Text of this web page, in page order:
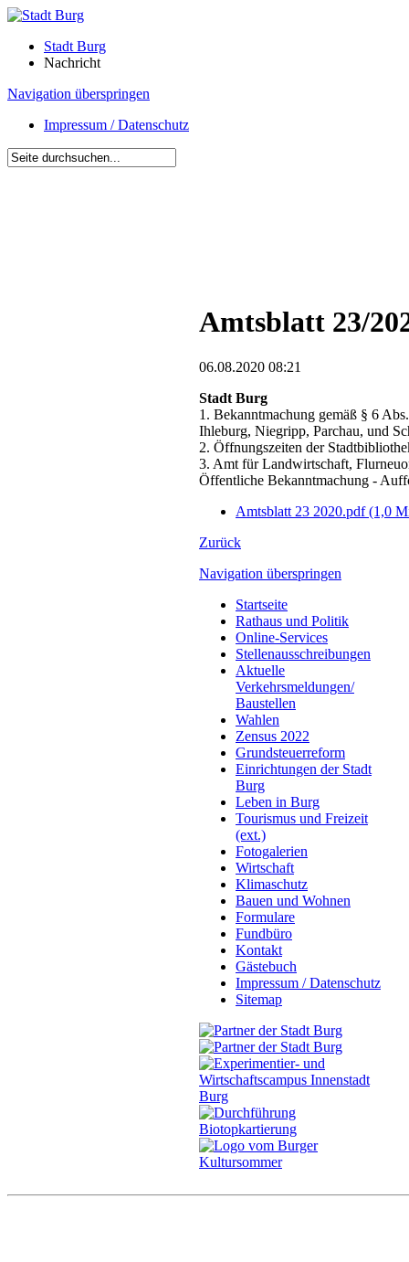
Stadt Burg
Nachricht
Navigation überspringen
Impressum / Datenschutz
Amtsblatt 23/
06.08.2020 08:21
Stadt Burg
1. Bekanntmachung gemäß § 6
Ihleburg, Niegripp, Parchau, und
2. Öffnungszeiten der
3. Amt für Landwirtschaft,
Öffentliche Bekanntmachung -
Amtsblatt 23 2020.pdf(1,0
Zurück
Navigation überspringen
Startseite
Rathaus und Politik
Online-Services
Stellenausschreibungen
Aktuelle
Verkehrsmeldungen/
Baustellen
Wahlen
Zensus 2022
Grundsteuerreform
Einrichtungen der Stadt
Burg
Leben in Burg
Tourismus und Freizeit
(ext.)
Fotogalerien
Wirtschaft
Klimaschutz
Bauen und Wohnen
Formulare
Fundbüro
Kontakt
Gästebuch
Impressum / Datenschutz
Sitemap